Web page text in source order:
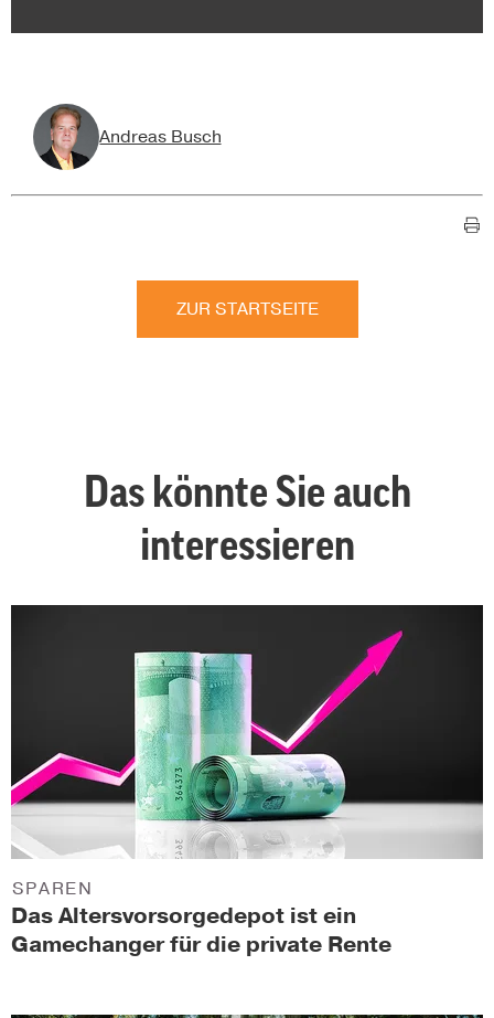
Andreas Busch
ZUR STARTSEITE
Das könnte Sie auch
interessieren
Das Altersvorsorgedepot ist ein
Gamechanger für die private Rente
SPAREN